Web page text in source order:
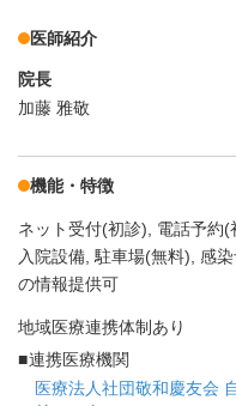
医師紹介
院長
加藤 雅敬
機能・特徴
ネット受付(初診) 電話予約(
入院設備 駐車場(無料) 感
の情報提供可
地域医療連携体制あり
連携医療機関
医療法人社団敬和慶友会